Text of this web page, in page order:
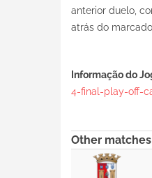
anterior duelo,
atrás do
Informação do
4-final-play-off-
Other matches